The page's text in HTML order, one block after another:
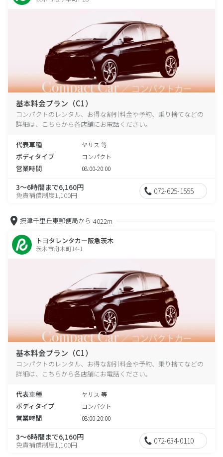
基本料金プラン（C1）
コンパクトのレンタル、お得な割引料金や予約、乗り捨てなどの
詳細は、こちらから各店舗にお電話ください。
代表車種 ヤリス 等
ボディタイプ コンパクト
営業時間 08:00-20:00
3～6時間まで6,160円
免責補償制度1,100円 072-625-1555
摂津千里丘東郵便局から 4022m
トヨタレンタカー阪急茨木
茨木市舟木町14-1
基本料金プラン（C1）
コンパクトのレンタル、お得な割引料金や予約、乗り捨てなどの
詳細は、こちらから各店舗にお電話ください。
代表車種 ヤリス 等
ボディタイプ コンパクト
営業時間 08:00-20:00
3～6時間まで6,160円
免責補償制度1,100円 072-634-0110